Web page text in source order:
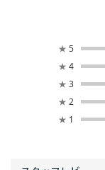
★ 5
★ 4
★ 3
★ 2
★ 1